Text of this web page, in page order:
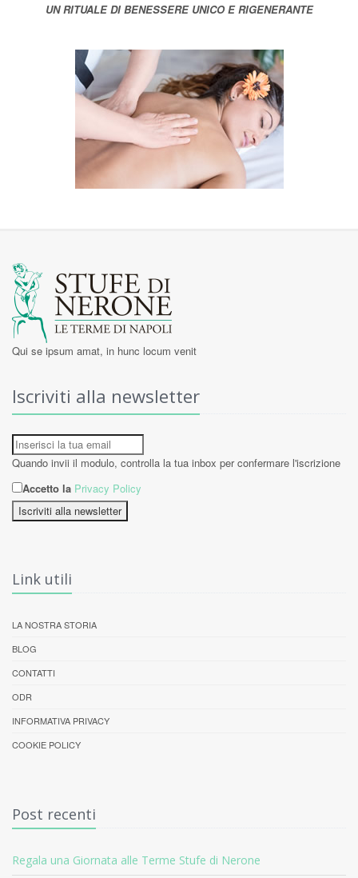
UN RITUALE DI BENESSERE UNICO E RIGENERANTE
Qui se ipsum amat, in hunc locum venit
Iscriviti alla newsletter
Quando invii il modulo, controlla la tua inbox per confermare l'iscrizione
Accetto la Privacy Policy
Iscriviti alla newsletter
Link utili
LA NOSTRA STORIA
BLOG
CONTATTI
ODR
INFORMATIVA PRIVACY
COOKIE POLICY
Post recenti
Regala una Giornata alle Terme Stufe di Nerone